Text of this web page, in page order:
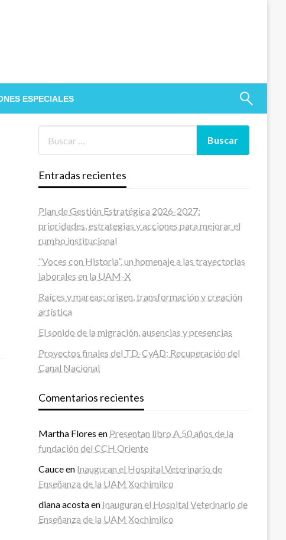
ESPECIALES
Entradas recientes
Plan de Gestión Estratégica 2026-2027:
prioridades, estrategias y acciones para mejorar el
rumbo institucional
“Voces con Historia”, un homenaje a las trayectorias
laborales en la UAM-X
Raíces y mareas: origen, transformación y creación
artística
El sonido de la migración, ausencias y presencias
Proyectos finales del TD-CyAD: Recuperación del
Canal Nacional
Comentarios recientes
Martha Flores en Presentan libro A 50 años de la
fundación del CCH Oriente
Cauceen Inauguran el Hospital Veterinario de
Enseñanza de la UAM Xochimilco
diana acostaen Inauguran el Hospital Veterinario de
Enseñanza de la UAM Xochimilco